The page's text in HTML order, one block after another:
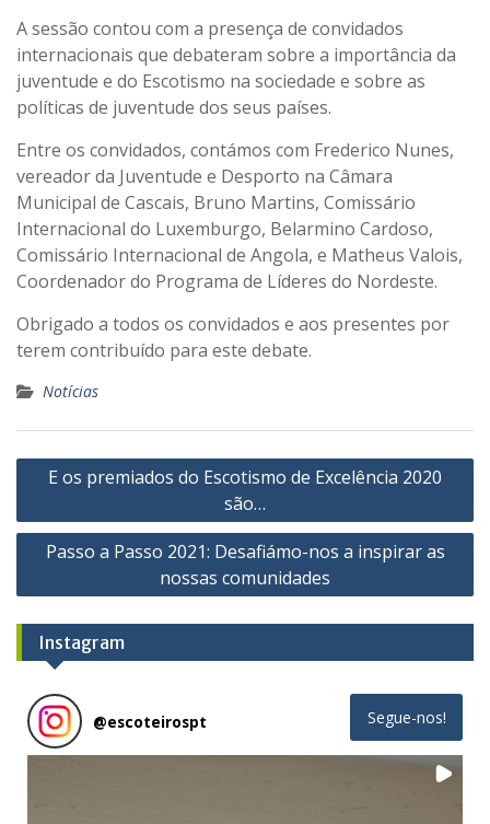
A sessão contou com a presença de convidados
internacionais que debateram sobre a importância da
juventude e do Escotismo na sociedade e sobre as
políticas de juventude dos seus países.
Entre os convidados, contámos com Frederico Nunes,
vereador da Juventude e Desporto na Câmara
Municipal de Cascais, Bruno Martins, Comissário
Internacional do Luxemburgo, Belarmino Cardoso,
Comissário Internacional de Angola, e Matheus Valois,
Coordenador do Programa de Líderes do Nordeste.
Obrigado a todos os convidados e aos presentes por
terem contribuído para este debate.
Notícias
Navegação
artigos
E os premiados do Escotismo de Excelência 2020
são…
Passo a Passo 2021: Desafiámo-nos a inspirar as
nossas comunidades
Instagram
@escoteirospt Segue-nos!